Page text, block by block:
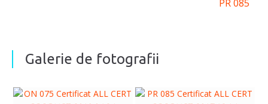
PR 085
Galerie de fotografii